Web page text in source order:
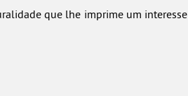
que lhe imprime um